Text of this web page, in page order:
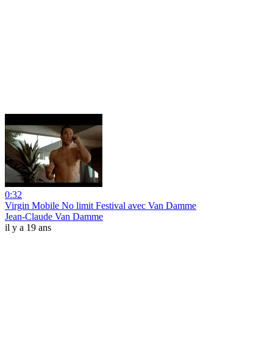
0:32
Virgin Mobile No limit Festival avec Van Damme
Jean-Claude Van Damme
il y a 19 ans